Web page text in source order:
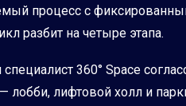
процесс с
разбит на четыре этапа.
360° Space
лобби, лифтовой холл и